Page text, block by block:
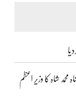
محمد شاہ کا وزیر اعظم